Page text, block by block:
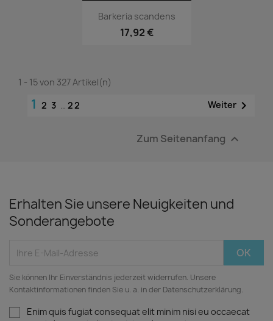
Vorschau
Barkeria scandens
17,92 €
1 - 15 von 327 Artikel(n)
1 2 3 … 22 Weiter 
Zum Seitenanfang 
Erhalten Sie unsere Neuigkeiten und
Sonderangebote
Sie können Ihr Einverständnis jederzeit widerrufen. Unsere
Kontaktinformationen finden Sie u. a. in der Datenschutzerklärung.
Enim quis fugiat consequat elit minim nisi eu occaecat